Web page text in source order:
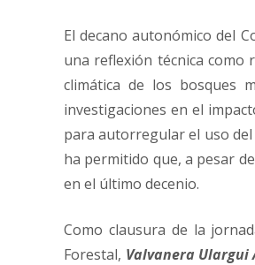
El decano autonómico del
una reflexión técnica como
climática de los bosques
investigaciones en el
para autorregular el uso
ha permitido que, a pesar
en el último decenio.
Como clausura de la
Forestal, Valvanera Ulargui